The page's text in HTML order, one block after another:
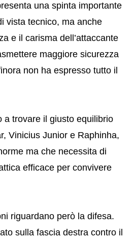
una spinta importante
vista tecnico, ma anche
e il carisma dell’attaccante
maggiore sicurezza
non ha espresso tutto il
a trovare il giusto equilibrio
Vinicius Junior e Raphinha,
ma che necessita di
efficace per convivere
riguardano però la difesa.
sulla fascia destra contro il